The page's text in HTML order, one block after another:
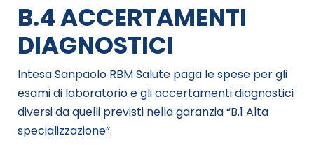
B.4 ACCERTAMENTI
DIAGNOSTICI
Intesa Sanpaolo RBM Salute paga le spese per gli
esami di laboratorio e gli accertamenti diagnostici
diversi da quelli previsti nella garanzia “B.1 Alta
specializzazione”.